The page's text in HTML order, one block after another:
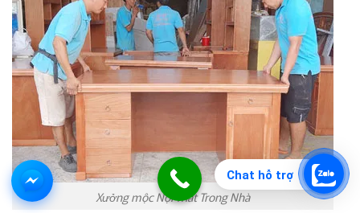
Chat hỗ trợ
Xưởng mộc Nội Thất Trong Nhà